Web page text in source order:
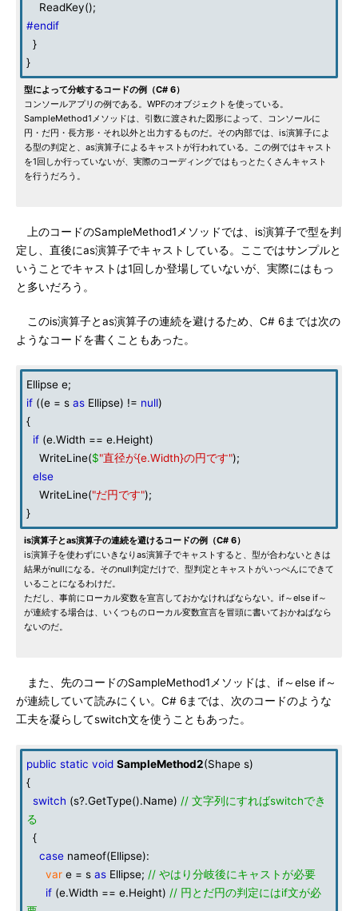
ReadKey();
#endif
}
}
型によって分岐するコードの例（C# 6）
コンソールアプリの例である。WPFのオブジェクトを使っている。
SampleMethod1メソッドは、引数に渡された図形によって、コンソールに
円・だ円・長方形・それ以外と出力するものだ。その内部では、is演算子によ
る型の判定と、as演算子によるキャストが行われている。この例ではキャスト
を1回しか行っていないが、実際のコーディングではもっとたくさんキャスト
を行うだろう。
上のコードのSampleMethod1メソッドでは、is演算子で型を判
定し、直後にas演算子でキャストしている。ここではサンプルと
いうことでキャストは1回しか登場していないが、実際にはもっ
と多いだろう。
このis演算子とas演算子の連続を避けるため、C# 6までは次の
ようなコードを書くこともあった。
Ellipse e;
if ((e = s as Ellipse) != null)
{
if (e.Width == e.Height)
WriteLine($"直径が{e.Width}の円です");
else
WriteLine("だ円です");
}
is演算子とas演算子の連続を避けるコードの例（C# 6）
is演算子を使わずにいきなりas演算子でキャストすると、型が合わないときは
結果がnullになる。そのnull判定だけで、型判定とキャストがいっぺんにできて
いることになるわけだ。
ただし、事前にローカル変数を宣言しておかなければならない。if～else if～
が連続する場合は、いくつものローカル変数宣言を冒頭に書いておかねばなら
ないのだ。
また、先のコードのSampleMethod1メソッドは、if～else if～
が連続していて読みにくい。C# 6までは、次のコードのような
工夫を凝らしてswitch文を使うこともあった。
public static void SampleMethod2(Shape s)
{
switch (s?.GetType().Name) // 文字列にすればswitchでき
る
{
case nameof(Ellipse):
var e = s as Ellipse; // やはり分岐後にキャストが必要
if (e.Width == e.Height) // 円とだ円の判定にはif文が必